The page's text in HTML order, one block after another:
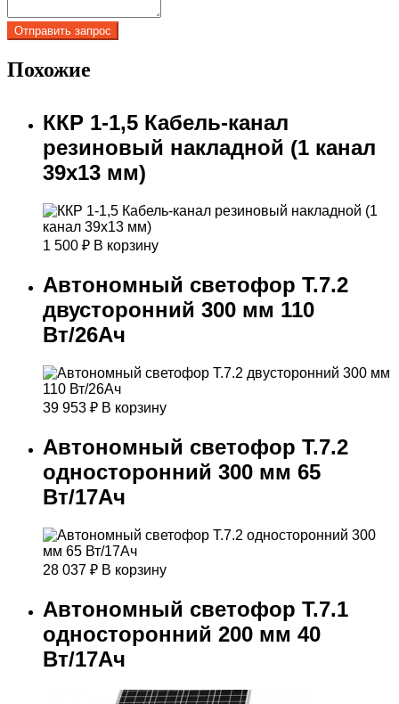
Похожие
ККР 1-1,5 Кабель-канал
резиновый накладной (1 канал
39х13 мм)
1 500 ₽ В корзину
Автономный светофор Т.7.2
двусторонний 300 мм 110
Вт/26Ач
39 953 ₽ В корзину
Автономный светофор Т.7.2
односторонний 300 мм 65
Вт/17Ач
28 037 ₽ В корзину
Автономный светофор Т.7.1
односторонний 200 мм 40
Вт/17Ач